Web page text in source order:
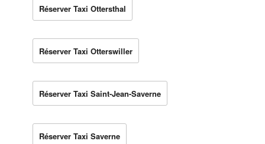
Réserver Taxi Ottersthal
Réserver Taxi Otterswiller
Réserver Taxi Saint-Jean-Saverne
Réserver Taxi Saverne